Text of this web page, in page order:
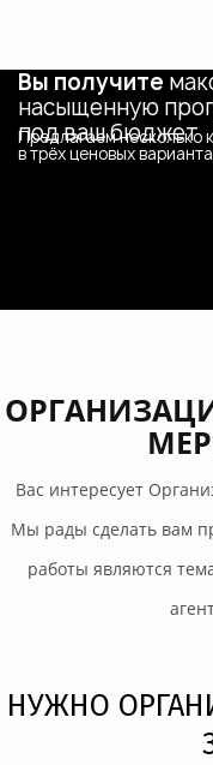
Вы получите
насыщенную
под ваш бюджет
Предлагаем несколько
в трёх ценовых
Вас интересует
Мы рады сделать вам
работы являются
НУЖНО